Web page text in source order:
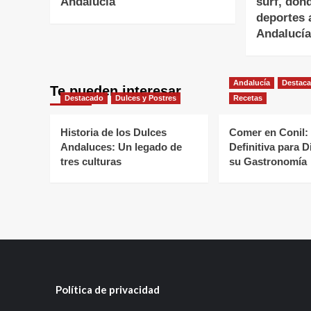
deportes
Andalucía
Te pueden interesar
Destacado Dulces y Postres
Historia de los Dulces
Andaluces: Un legado de
tres culturas
Andalucía
Recetas
Comer en Conil:
Definitiva para
su Gastronomía
Política de privacidad